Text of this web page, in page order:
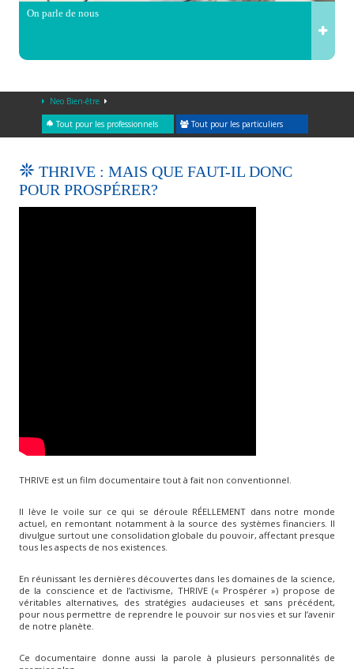
On parle de nous
Neo Bien-être
Tout pour les professionnels Tout pour les particuliers
THRIVE : MAIS QUE FAUT-IL DONC
POUR PROSPÉRER?
THRIVE est un film documentaire tout à fait non conventionnel.
Il lève le voile sur ce qui se déroule RÉELLEMENT dans notre monde
actuel, en remontant notamment à la source des systèmes financiers. Il
divulgue surtout une consolidation globale du pouvoir, affectant presque
tous les aspects de nos existences.
En réunissant les dernières découvertes dans les domaines de la science,
de la conscience et de l’activisme, THRIVE (« Prospérer ») propose de
véritables alternatives, des stratégies audacieuses et sans précédent,
pour nous permettre de reprendre le pouvoir sur nos vies et sur l’avenir
de notre planète.
Ce documentaire donne aussi la parole à plusieurs personnalités de